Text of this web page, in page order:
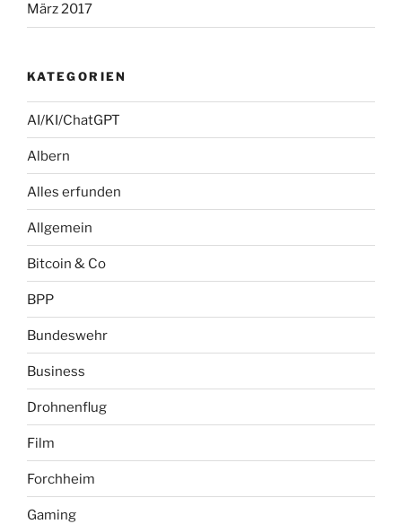
März 2017
KATEGORIEN
AI/KI/ChatGPT
Albern
Alles erfunden
Allgemein
Bitcoin & Co
BPP
Bundeswehr
Business
Drohnenflug
Film
Forchheim
Gaming